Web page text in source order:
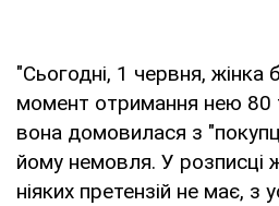
"Сьогодні, 1 червня, жінка
момент отримання нею 80
вона домовилася з
йому немовля. У розписці
ніяких претензій не має, з